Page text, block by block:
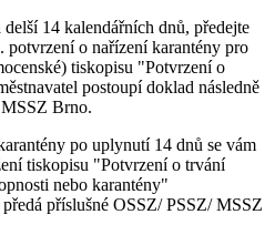
delší 14 kalendářních dnů, předejte
potvrzení o nařízení karantény pro
tiskopisu "Potvrzení o
postoupí doklad následně
Brno.
po uplynutí 14 dnů se vám
tiskopisu "Potvrzení o trvání
nebo karantény"
příslušné OSSZ/ PSSZ/ MSSZ